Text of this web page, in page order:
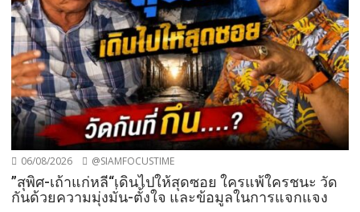
06/08/2026 @SIAMFOCUSTIME
”สุพิศ-เถ้าแก่หลี“เดินไปให้สุดซอย ใครแพ้ใครชนะ วัด
กันด้วยความมุ่งมั่น-ตั้งใจ และข้อมูลในการแจกแจง